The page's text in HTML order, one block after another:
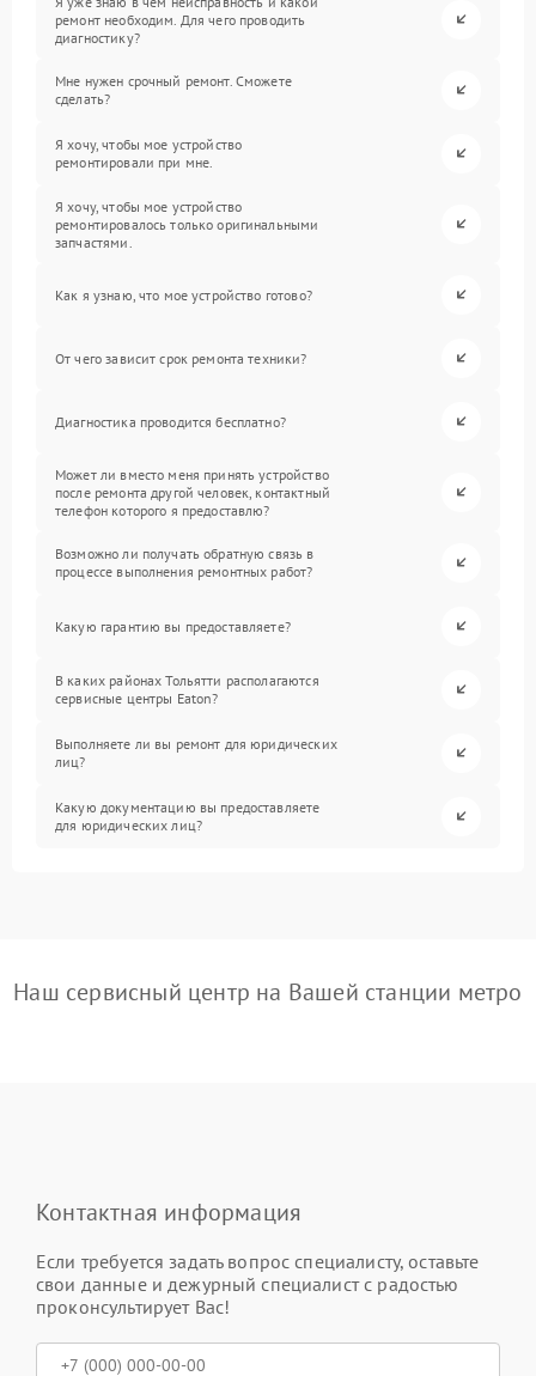
ремонт необходим. Для чего проводить
диагностику?
Мне нужен срочный ремонт. Сможете
сделать?
Я хочу, чтобы мое устройство
ремонтировали при мне.
Я хочу, чтобы мое устройство
ремонтировалось только оригинальными
запчастями.
Как я узнаю, что мое устройство готово?
От чего зависит срок ремонта техники?
Диагностика проводится бесплатно?
Может ли вместо меня принять устройство
после ремонта другой человек, контактный
телефон которого я предоставлю?
Возможно ли получать обратную связь в
процессе выполнения ремонтных работ?
Какую гарантию вы предоставляете?
В каких районах Тольятти располагаются
сервисные центры Eaton?
Выполняете ли вы ремонт для юридических
лиц?
Какую документацию вы предоставляете
для юридических лиц?
Наш сервисный центр на Вашей станции метро
Контактная информация
Если требуется задать вопрос специалисту, оставьте
свои данные и дежурный специалист с радостью
проконсультирует Вас!